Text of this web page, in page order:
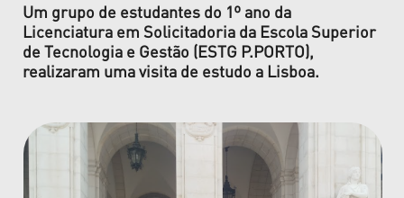
Um grupo de estudantes do 1º ano da
Licenciatura em Solicitadoria da Escola Superior
de Tecnologia e Gestão (ESTG P.PORTO),
realizaram uma visita de estudo a Lisboa.